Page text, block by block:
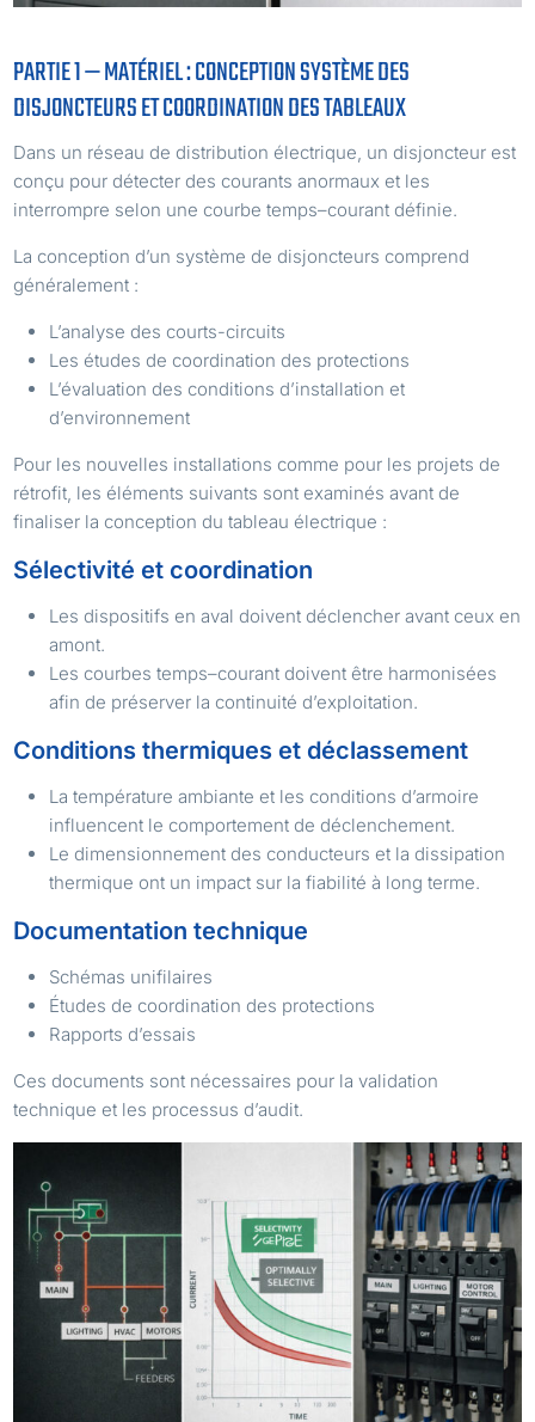
PARTIE 1 — MATÉRIEL : CONCEPTION SYSTÈME DES
DISJONCTEURS ET COORDINATION DES TABLEAUX
Dans un réseau de distribution électrique, un disjoncteur est
conçu pour détecter des courants anormaux et les
interrompre selon une courbe temps–courant définie.
La conception d’un système de disjoncteurs comprend
généralement :
L’analyse des courts-circuits
Les études de coordination des protections
L’évaluation des conditions d’installation et
d’environnement
Pour les nouvelles installations comme pour les projets de
rétrofit, les éléments suivants sont examinés avant de
finaliser la conception du tableau électrique :
Sélectivité et coordination
Les dispositifs en aval doivent déclencher avant ceux en
amont.
Les courbes temps–courant doivent être harmonisées
afin de préserver la continuité d’exploitation.
Conditions thermiques et déclassement
La température ambiante et les conditions d’armoire
influencent le comportement de déclenchement.
Le dimensionnement des conducteurs et la dissipation
thermique ont un impact sur la fiabilité à long terme.
Documentation technique
Schémas unifilaires
Études de coordination des protections
Rapports d’essais
Ces documents sont nécessaires pour la validation
technique et les processus d’audit.